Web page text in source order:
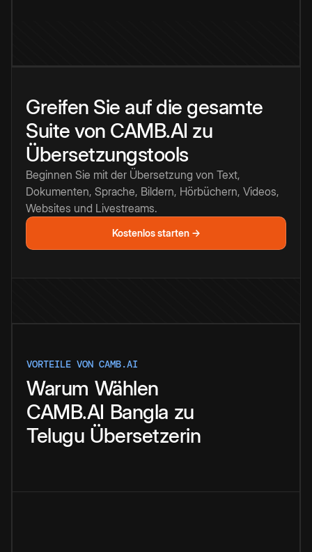
Greifen Sie auf die gesamte
Suite von CAMB.AI zu
Übersetzungstools
Beginnen Sie mit der Übersetzung von Text,
Dokumenten, Sprache, Bildern, Hörbüchern, Videos,
Websites und Livestreams.
Kostenlos starten →
VORTEILE VON CAMB.AI
Warum Wählen
CAMB.AI Bangla zu
Telugu Übersetzerin